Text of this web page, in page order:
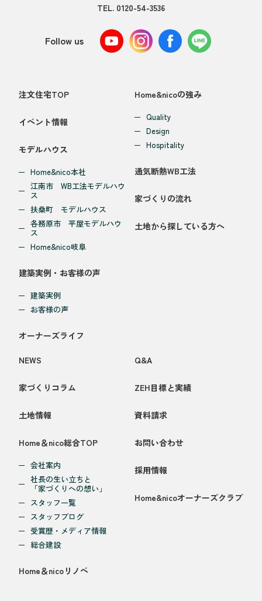
TEL. 0120-54-3536
Follow us
注文住宅TOP
イベント情報
モデルハウス
Home&nico本社
江南市 WB工法モデルハウ
ス
扶桑町 モデルハウス
各務原市 平屋モデルハウ
ス
Home&nico岐阜
建築実例・お客様の声
建築実例
お客様の声
オーナーズライフ
Home&nicoの強み
Quality
Design
Hospitality
通気断熱WB工法
家づくりの流れ
土地から探している方へ
NEWS
家づくりコラム
土地情報
Home＆nico総合TOP
会社案内
社長の生い立ちと
「家づくりへの想い」
スタッフ一覧
スタッフブログ
受賞歴・メディア情報
総合建設
Home＆nicoリノベ
Q&A
ZEH目標と実績
資料請求
お問い合わせ
採用情報
Home&nicoオーナーズクラブ